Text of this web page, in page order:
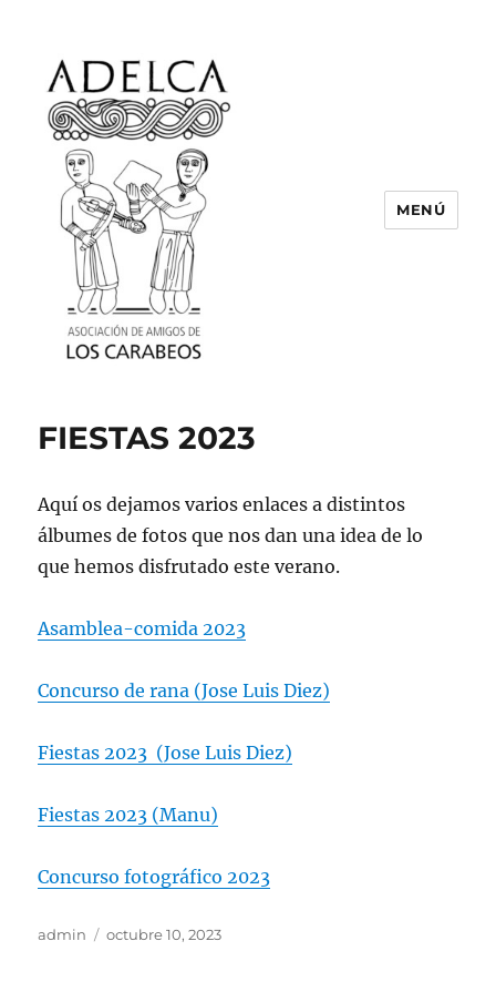
CARABEOS
MENÚ
FIESTAS 2023
Aquí os dejamos varios enlaces a distintos
álbumes de fotos que nos dan una idea de lo
que hemos disfrutado este verano.
Asamblea-comida 2023
Concurso de rana (Jose Luis Diez)
Fiestas 2023 (Jose Luis Diez)
Fiestas 2023 (Manu)
Concurso fotográfico 2023
Autor
admin
Publicado
octubre 10, 2023